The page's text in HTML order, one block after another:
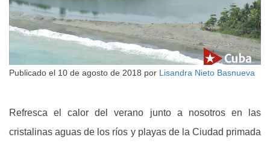
Publicado el 10 de agosto de 2018 por Lisandra Nieto Basnueva
Refresca el calor del verano junto a nosotros en las
cristalinas aguas de los ríos y playas de la Ciudad primada